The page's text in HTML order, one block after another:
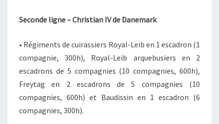
Seconde ligne – Christian IV de Danemark
• Régiments de cuirassiers Royal-Leib en 1 escadron (1
compagnie, 300h), Royal-Leib arquebusiers en 2
escadrons de 5 compagnies (10 compagnies, 600h),
Freytag en 2 escadrons de 5 compagnies (10
compagnies, 600h) et Baudissin en 1 escadron (6
compagnies, 300h).